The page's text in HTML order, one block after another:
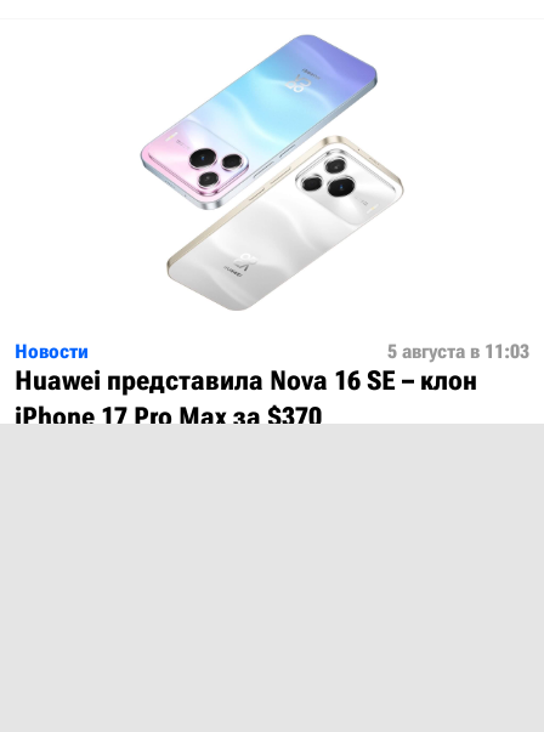
Новости 5 августа в 11:03
Huawei представила Nova 16 SE – клон
iPhone 17 Pro Max за $370